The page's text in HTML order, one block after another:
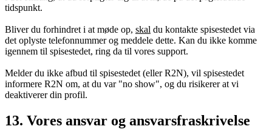
tidspunkt.
Bliver du forhindret i at møde op, skal du kontakte spisestedet via
det oplyste telefonnummer og meddele dette. Kan du ikke komme
igennem til spisestedet, ring da til vores support.
Melder du ikke afbud til spisestedet (eller R2N), vil spisestedet
informere R2N om, at du var "no show", og du risikerer at vi
deaktiverer din profil.
13. Vores ansvar og ansvarsfraskrivelse